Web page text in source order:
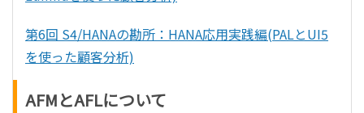
第6回 S4/HANAの勘所：HANA応用実践編(PALとUI5
を使った顧客分析)
AFMとAFLについて